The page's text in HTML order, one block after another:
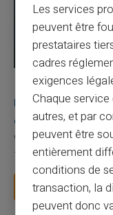
03/08/2026
Une carte
existe ?
Vous avez tapé cette
facture 50 € par an
Lire la suite
Les services
peuvent être
prestataires
cadres
exigences
Chaque
autres, et par
peuvent être
entièrement
conditions de
transaction, la
peuvent donc